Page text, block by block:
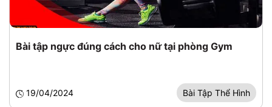
Bài tập ngực đúng cách cho nữ tại phòng Gym
19/04/2024 Bài Tập Thể Hình